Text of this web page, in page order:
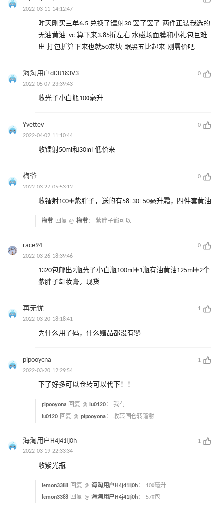
2022-03-11 14:12:47
昨天刚买三单6.5 兑换了镭射30 罢了罢了 两件正装我选的
无油黄油+vc 算下来3.85折左右 水磁场面膜和小礼包巨难
出 打包折算下来也就50来块 跟黑五比起来 刚需价吧
海淘用户dI3J183V3
0
2022-05-07 23:39:43
收光子小白瓶100毫升
Yvettev
0
2022-04-02 11:10:44
收镭射50ml和30ml 低价来
梅爷
0
2022-03-27 05:53:12
收镭射100➕紫胖子，送的有58+30+50毫升霜，四件套黄油
梅爷 回复 @ 梅爷： 紫胖子都可以
race94
0
2022-03-26 18:39:46
1320包邮出2瓶光子小白瓶100ml➕1瓶有油黄油125ml➕2个
紫胖子卸妆膏，现货
苒无忧
1
2022-03-20 18:18:41
为什么用了码，什么赠品都没有🤣
pipooyona
1
2022-03-20 12:29:54
下了好多可以仓转可以代下！！
pipooyona 回复 @ lu0120： 我有
lu0120 回复 @ pipooyona： 收转国仓转镭射
海淘用户H4j41Ij0h
1
2022-03-19 22:33:34
收紫光瓶
lemon3388 回复 @ 海淘用户H4j41Ij0h： 100毫升
lemon3388 回复 @ 海淘用户H4j41Ij0h： 570包